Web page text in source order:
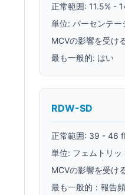
正常範囲: 11.5% -
単位: パーセンテー
MCVの影響を受け
最も一般的: はい
RDW-SD
正常範囲: 39 - 46 fL
単位: フェムトリッ
MCVの影響を受け
最も一般的：報告